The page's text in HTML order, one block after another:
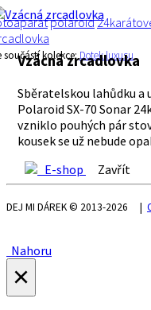
polaroid
součástí kolekce:Dotek luxusu
Vzácná zrcadlovka
Sběratelskou lahůdku a
Polaroid SX-70 Sonar
vzniklo pouhých pár
kousek se už nebude
E-shop
Zavřít
DEJ MI DÁREK © 2013-2026 |
Nahoru
×